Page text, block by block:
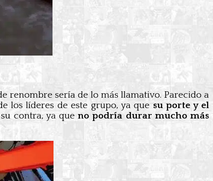
renombre sería de lo más llamativo. Parecido a
los líderes de este grupo, ya que su porte y el
su contra, ya queno podría durar mucho más